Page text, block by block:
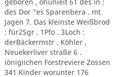
des Dor "es Sparenbera . mt
Jagen 7. Das kleinste Weißbrod
: für2Sgr . 1Pfo . 3Loch :
derBäckermstr . Köhler ,
Neuekerliver straße 6 .
iönigiichen Forstreviere Zossen
341 Kinder worunter 176